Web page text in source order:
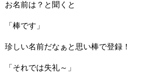
お名前は？と聞くと
「棒です」
珍しい名前だなぁと思い棒で登録！
「それでは失礼～」